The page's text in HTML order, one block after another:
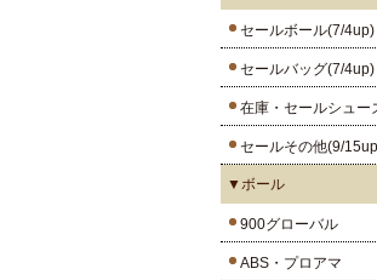
セールボール(7/4up)
セールバッグ(7/4up)
在庫・セールシュー
セールその他(9/
▼ボール
900グローバル
ABS・プロアマ